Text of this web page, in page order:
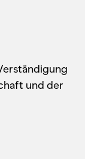
und der